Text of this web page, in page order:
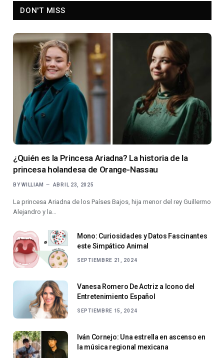
DON'T MISS
¿Quién es la Princesa Ariadna? La historia de la
princesa holandesa de Orange-Nassau
BY WILLIAM ABRIL 23, 2025
La princesa Ariadna de los Países Bajos, hija menor del rey Guillermo
Alejandro y la…
Mono: Curiosidades y Datos Fascinantes
este Simpático Animal
SEPTIEMBRE 21, 2024
Vanesa Romero De Actriz a Icono del
Entretenimiento Español
SEPTIEMBRE 15, 2024
Iván Cornejo: Una estrella en ascenso en
la música regional mexicana